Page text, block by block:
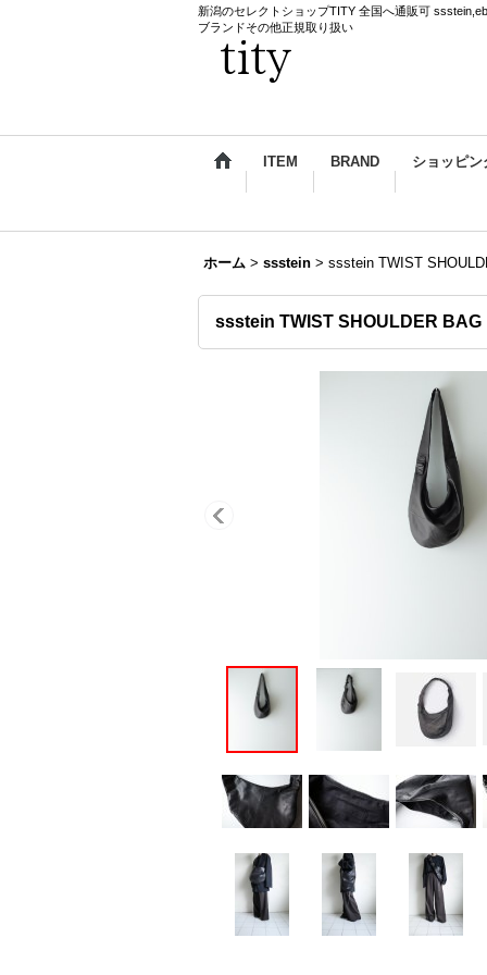
新潟のセレクトショップTITY 全国へ通販可
ブランドその他正規取り扱い
ITEM BRAND ショッピン
ホーム > ssstein > ssstein TWIST
ssstein TWIST SHOULDER